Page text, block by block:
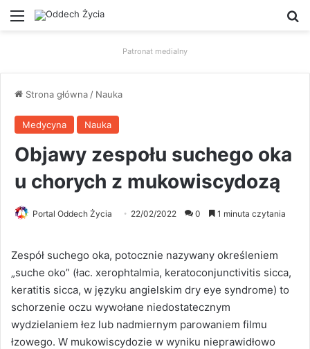
Menu
Patronat medialny
Strona główna / Nauka
Medycyna Nauka
Objawy zespołu suchego oka
u chorych z mukowiscydozą
Portal Oddech Życia 22/02/2022 0 1 minuta czytania
Zespół suchego oka, potocznie nazywany określeniem
„suche oko” (łac. xerophtalmia, keratoconjunctivitis sicca,
keratitis sicca, w języku angielskim dry eye syndrome) to
schorzenie oczu wywołane niedostatecznym
wydzielaniem łez lub nadmiernym parowaniem filmu
łzowego. W mukowiscydozie w wyniku nieprawidłowo